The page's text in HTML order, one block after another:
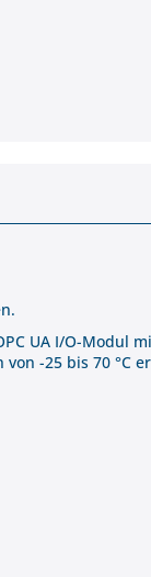
UA I/O-Modul
-25 bis 70 °C